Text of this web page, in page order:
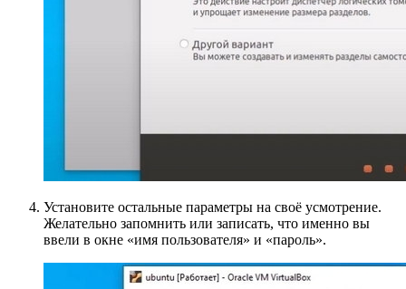
Установите остальные параметры на своё усмотрение.
Желательно запомнить или записать, что именно вы
ввели в окне «имя пользователя» и «пароль».